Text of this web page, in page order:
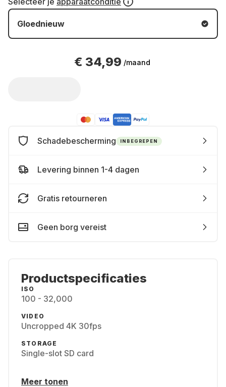
Gloednieuw
€ 34,99 /maand
Schadebescherming INBEGREPEN
Levering binnen 1-4 dagen
Gratis retourneren
Geen borg vereist
Productspecificaties
ISO
100 - 32,000
VIDEO
Uncropped 4K 30fps
STORAGE
Single-slot SD card
Meer tonen